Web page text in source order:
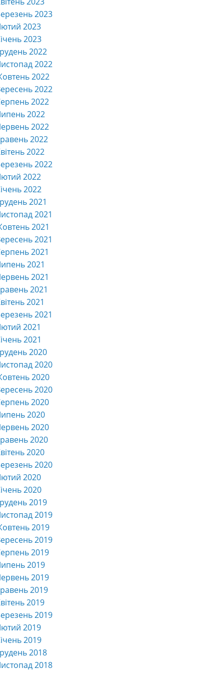
2023
2023
2023
2022
2022
2022
2022
2022
2022
2022
2022
2022
2022
2022
2022
2021
2021
2021
2021
2021
2021
2021
2021
2021
2021
2021
2021
2020
2020
2020
2020
2020
2020
2020
2020
2020
2020
2020
2020
2019
2019
2019
2019
2019
2019
2019
2019
2019
2019
2019
2019
2018
2018